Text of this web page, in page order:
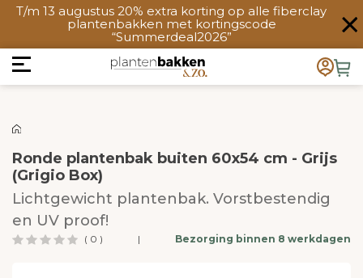
T/m 13 augustus 20% extra korting op alle fiberclay
plantenbakken met kortingscode
“Summerdeal2026”
Ronde plantenbak buiten 60x54 cm - Grijs
(Grigio Box)
Lichtgewicht plantenbak. Vorstbestendig
en UV proof!
( 0 ) | Bezorging binnen 8 werkdagen